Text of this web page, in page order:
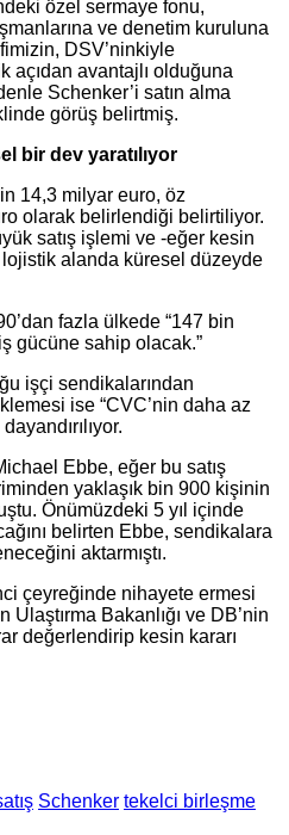
özel sermaye fonu,
ve denetim kuruluna
DSV’ninkiyle
açıdan avantajlı olduğuna
Schenker’i satın alma
görüş belirtmiş.
bir dev yaratılıyor
14,3 milyar euro, öz
olarak belirlendiği belirtiliyor.
satış işlemi ve -eğer kesin
alanda küresel düzeyde
fazla ülkede “147 bin
gücüne sahip olacak.”
işçi sendikalarından
ise “CVC’nin daha az
Ebbe, eğer bu satış
yaklaşık bin 900 kişinin
Önümüzdeki 5 yıl içinde
belirten Ebbe, sendikalara
aktarmıştı.
çeyreğinde nihayete ermesi
Bakanlığı ve DB’nin
değerlendirip kesin kararı
Schenker tekelci birleşme